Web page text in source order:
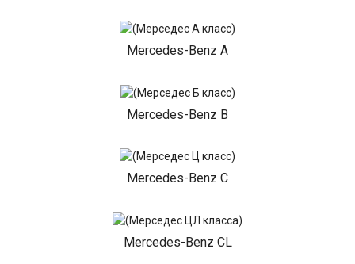
Mercedes-Benz A
Mercedes-Benz B
Mercedes-Benz C
Mercedes-Benz CL